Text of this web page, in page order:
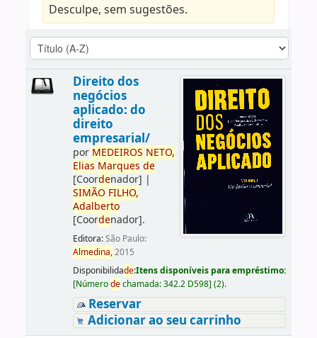
Desculpe, sem sugestões.
Direito dos
negócios
aplicado: do
direito
empresarial/
por MEDEIROS NETO,
Elias Marques de
[Coordenador] |
SIMÃO FILHO,
Adalberto
[Coordenador].
Editora:São Paulo:
Almedina,2015
Disponibilidade:Itens disponíveis para empréstimo:
[Númerodechamada:342.2 D598] (2).
Reservar
Adicionar ao seu carrinho